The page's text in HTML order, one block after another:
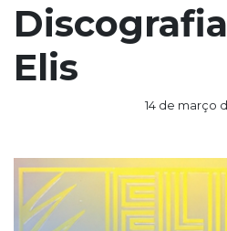
Elis
14 de março